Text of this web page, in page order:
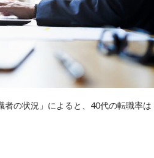
者の状況」によると、40代の転職率は